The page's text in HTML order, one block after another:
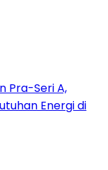
Pra-Seri A,
Energi di